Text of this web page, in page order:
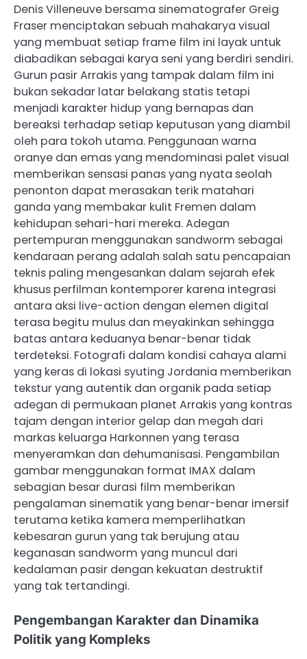
Denis Villeneuve bersama sinematografer Greig
Fraser menciptakan sebuah mahakarya visual
yang membuat setiap frame film ini layak untuk
diabadikan sebagai karya seni yang berdiri sendiri.
Gurun pasir Arrakis yang tampak dalam film ini
bukan sekadar latar belakang statis tetapi
menjadi karakter hidup yang bernapas dan
bereaksi terhadap setiap keputusan yang diambil
oleh para tokoh utama. Penggunaan warna
oranye dan emas yang mendominasi palet visual
memberikan sensasi panas yang nyata seolah
penonton dapat merasakan terik matahari
ganda yang membakar kulit Fremen dalam
kehidupan sehari-hari mereka. Adegan
pertempuran menggunakan sandworm sebagai
kendaraan perang adalah salah satu pencapaian
teknis paling mengesankan dalam sejarah efek
khusus perfilman kontemporer karena integrasi
antara aksi live-action dengan elemen digital
terasa begitu mulus dan meyakinkan sehingga
batas antara keduanya benar-benar tidak
terdeteksi. Fotografi dalam kondisi cahaya alami
yang keras di lokasi syuting Jordania memberikan
tekstur yang autentik dan organik pada setiap
adegan di permukaan planet Arrakis yang kontras
tajam dengan interior gelap dan megah dari
markas keluarga Harkonnen yang terasa
menyeramkan dan dehumanisasi. Pengambilan
gambar menggunakan format IMAX dalam
sebagian besar durasi film memberikan
pengalaman sinematik yang benar-benar imersif
terutama ketika kamera memperlihatkan
kebesaran gurun yang tak berujung atau
keganasan sandworm yang muncul dari
kedalaman pasir dengan kekuatan destruktif
yang tak tertandingi.
Pengembangan Karakter dan Dinamika
Politik yang Kompleks